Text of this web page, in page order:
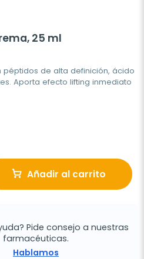
25 ml
de alta definición, ácido
Aporta efecto lifting inmediato
Añadir al carrito
Pide consejo a nuestras
farmacéuticas.
Hablamos